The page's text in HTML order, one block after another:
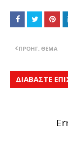
ΠΡΟΗΓ. ΘΈΜΑ
ΔΙΑΒΑΣΤΕ